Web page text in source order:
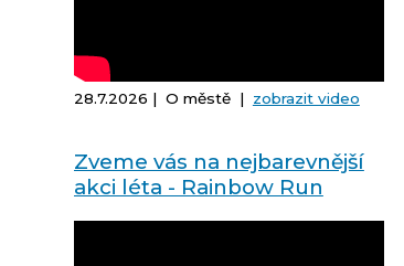
28.7.2026 | O městě | zobrazit video
Zveme vás na nejbarevnější
akci léta - Rainbow Run